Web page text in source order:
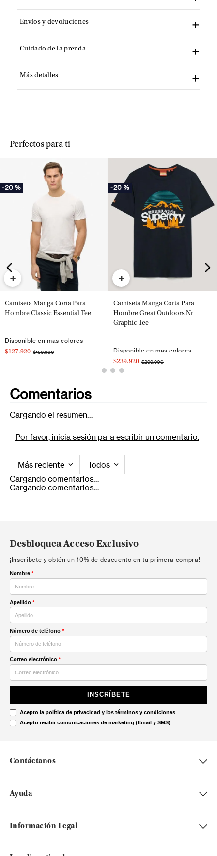
Envíos y devoluciones
Cuidado de la prenda
Más detalles
Perfectos para ti
-20 %
+
Camiseta Manga Corta Para
Hombre Classic Essential Tee
Disponible en más colores
$127.920 $159.900
-20 %
+
Camiseta Manga Corta Para
Hombre Great Outdoors Nr
Graphic Tee
Disponible en más colores
$239.920 $299.900
Comentarios
Cargando el resumen…
Por favor, inicia sesión para escribir un comentario.
Más reciente
Todos
Cargando comentarios…
Cargando comentarios…
Desbloquea Acceso Exclusivo
¡Inscríbete y obtén un 10% de descuento en tu primera compra!
Nombre *
Apellido *
Número de teléfono *
Correo electrónico *
INSCRÍBETE
Acepto la política de privacidad y los términos y condiciones
Acepto recibir comunicaciones de marketing (Email y SMS)
Contáctanos
Ayuda
Información Legal